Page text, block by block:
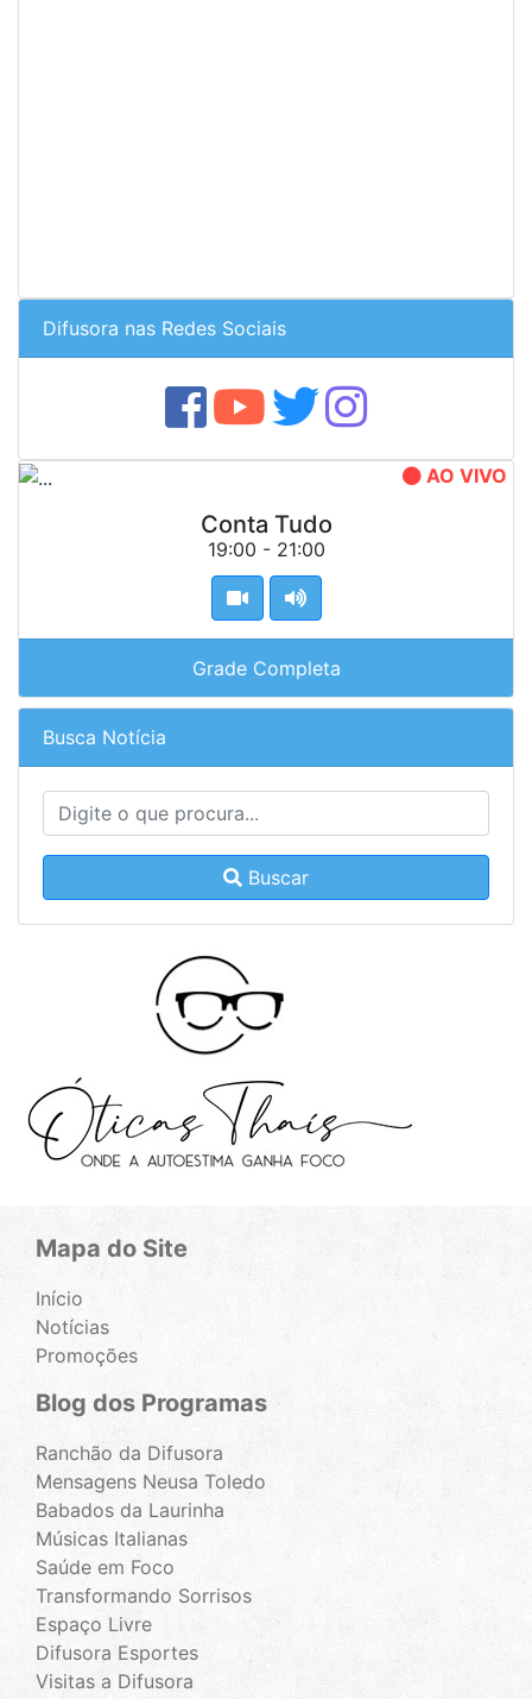
Difusora nas Redes Sociais
AO VIVO
Conta Tudo
19:00 - 21:00
Grade Completa
Busca Notícia
Buscar
Mapa do Site
Início
Notícias
Promoções
Blog dos Programas
Ranchão da Difusora
Mensagens Neusa Toledo
Babados da Laurinha
Músicas Italianas
Saúde em Foco
Transformando Sorrisos
Espaço Livre
Difusora Esportes
Visitas a Difusora